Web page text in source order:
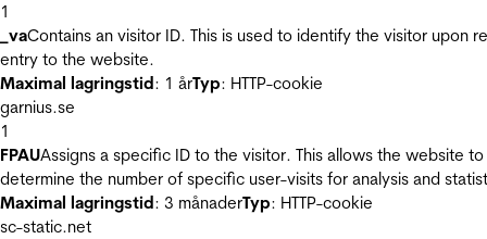
1
_vaContains an visitor ID. This is used to identify the visitor upon
entry to the website.
Maximal lagringstid: 1 årTyp: HTTP-cookie
garnius.se
1
FPAUAssigns a specific ID to the visitor. This allows the website to
determine the number of specific user-visits for analysis and
Maximal lagringstid: 3 månaderTyp: HTTP-cookie
sc-static.net